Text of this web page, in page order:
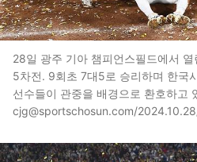
28일 광주 기아 챔피언스필드에서
5차전. 9회초 7대5로 승리하며 한국
선수들이 관중을 배경으로 환호하고
cjg@sportschosun.com/